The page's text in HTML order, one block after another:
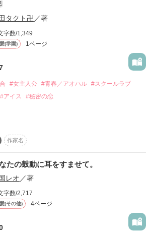
ぞぐちいちる）
子
友人。
男子
タクト卍／著
字数/1,349
(学園) 1ページ
#女主人公 #青春／アオハル #スクールラブ
#アイス #秘密の恋
作品を読む
作家名
たの鼓動に耳をすませて。
レオ ／著
字数/2,717
(その他) 4ページ